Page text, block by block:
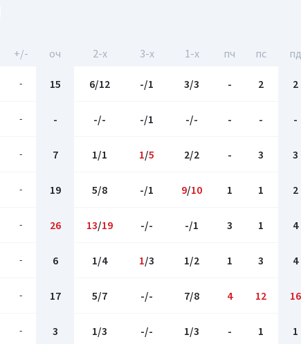
+/- оч 2-x 3-x 1-x пч пс пд
- 15 6/12 -/1 3/3 - 2 2
- - -/- -/1 -/- - - -
- 7 1/1 1/5 2/2 - 3 3
- 19 5/8 -/1 9/10 1 1 2
- 26 13/19 -/- -/1 3 1 4
- 6 1/4 1/3 1/2 1 3 4
- 17 5/7 -/- 7/8 4 12 16
- 3 1/3 -/- 1/3 - 1 1